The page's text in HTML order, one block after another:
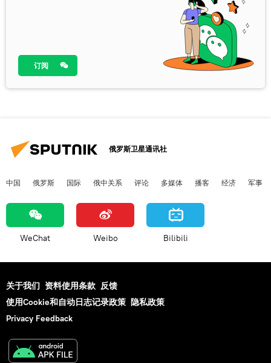
订阅
俄罗斯卫星通讯社
中国 俄罗斯 国际 俄中关系 评论 多媒体 播客 经济 军事
WeChat Weibo Bilibili
关于我们 资料使用条款 反馈
使用Cookie和自动日志记录政策 隐私政策
Privacy Feedback